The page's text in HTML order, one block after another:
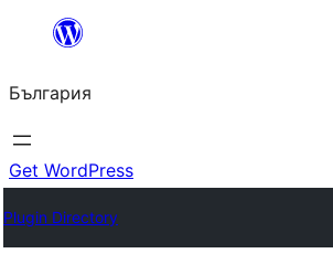
България
Get WordPress
Plugin Directory